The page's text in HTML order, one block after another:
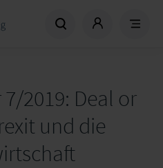
2019: Deal or
und die